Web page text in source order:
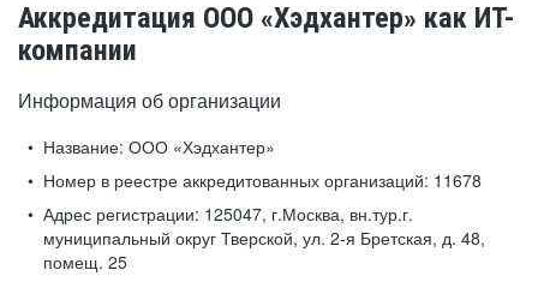
Аккредитация ООО «Хэдхантер» как ИТ-
компании
Информация об организации
Название: ООО «Хэдхантер»
Номер в реестре аккредитованных организаций: 11678
Адрес регистрации: 125047, г.Москва, вн.тур.г.
муниципальный округ Тверской, ул. 2-я Бретская, д. 48,
помещ. 25